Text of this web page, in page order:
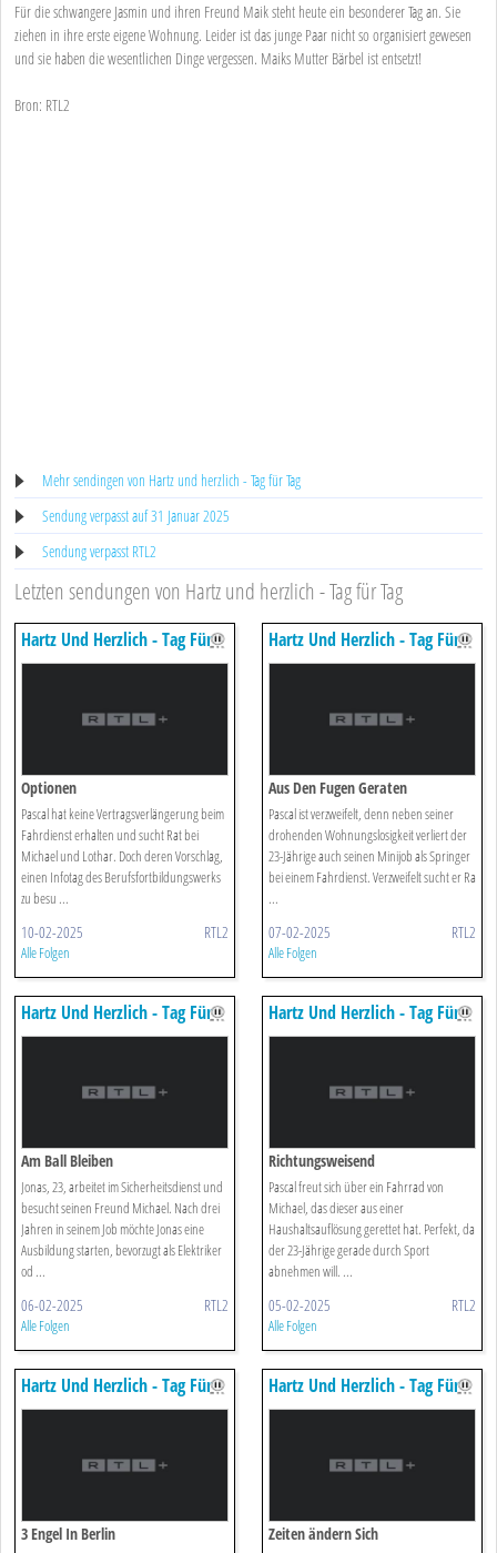
Für die schwangere Jasmin und ihren Freund Maik steht heute ein besonderer Tag an. Sie
ziehen in ihre erste eigene Wohnung. Leider ist das junge Paar nicht so organisiert gewesen
und sie haben die wesentlichen Dinge vergessen. Maiks Mutter Bärbel ist entsetzt!
Bron: RTL2
Mehr sendingen von Hartz und herzlich - Tag für Tag
Sendung verpasst auf 31 Januar 2025
Sendung verpasst RTL2
Letzten sendungen von Hartz und herzlich - Tag für Tag
Hartz Und Herzlich - Tag Für
Tag
Optionen
Pascal hat keine Vertragsverlängerung beim
Fahrdienst erhalten und sucht Rat bei
Michael und Lothar. Doch deren Vorschlag,
einen Infotag des Berufsfortbildungswerks
zu besu ...
10-02-2025 RTL2
Alle Folgen
Hartz Und Herzlich - Tag Für
Tag
Aus Den Fugen Geraten
Pascal ist verzweifelt, denn neben seiner
drohenden Wohnungslosigkeit verliert der
23-Jährige auch seinen Minijob als Springer
bei einem Fahrdienst. Verzweifelt sucht er Ra
...
07-02-2025 RTL2
Alle Folgen
Hartz Und Herzlich - Tag Für
Tag
Am Ball Bleiben
Jonas, 23, arbeitet im Sicherheitsdienst und
besucht seinen Freund Michael. Nach drei
Jahren in seinem Job möchte Jonas eine
Ausbildung starten, bevorzugt als Elektriker
od ...
06-02-2025 RTL2
Alle Folgen
Hartz Und Herzlich - Tag Für
Tag
Richtungsweisend
Pascal freut sich über ein Fahrrad von
Michael, das dieser aus einer
Haushaltsauflösung gerettet hat. Perfekt, da
der 23-Jährige gerade durch Sport
abnehmen will. ...
05-02-2025 RTL2
Alle Folgen
Hartz Und Herzlich - Tag Für
Tag
3 Engel In Berlin
Hartz Und Herzlich - Tag Für
Tag
Zeiten ändern Sich